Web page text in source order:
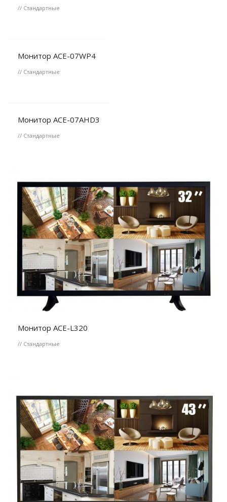
// Стандартные
Монитор ACE-07WP4
// Стандартные
Монитор ACE-07AHD3
// Стандартные
Монитор ACE-L320
// Стандартные